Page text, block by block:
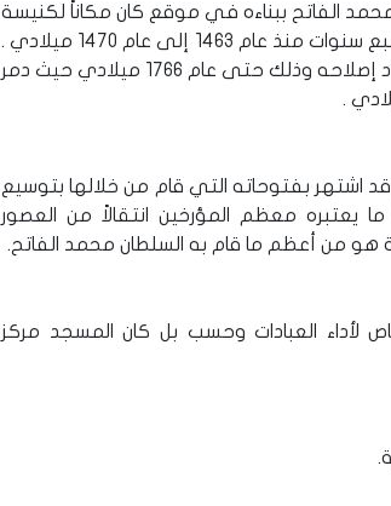
الفاتح ببناءه في موقع كان مكاناً لكنيسة
قد دمرت في الحرب الصليبية الرابعة ، وقد تم بناؤه خلال سبع سنوات منذ عام 1463 إلى عام 1470 ميلادي .
وقد تعرض المسجد لعدة زلازل وفي كل مرة كان يرمم ويعاد إصلاحه وذلك حتى عام 1766 ميلادي حيث دمر
اشتهر بفتوحاته التي قام من خلالها بتوسيع
ما يعتبره معظم المؤرخين انتقالاً من العصور
هو من أعظم ما قام به السلطان محمد الفاتح.
العبادات وحسب بل كان المسجد مركز